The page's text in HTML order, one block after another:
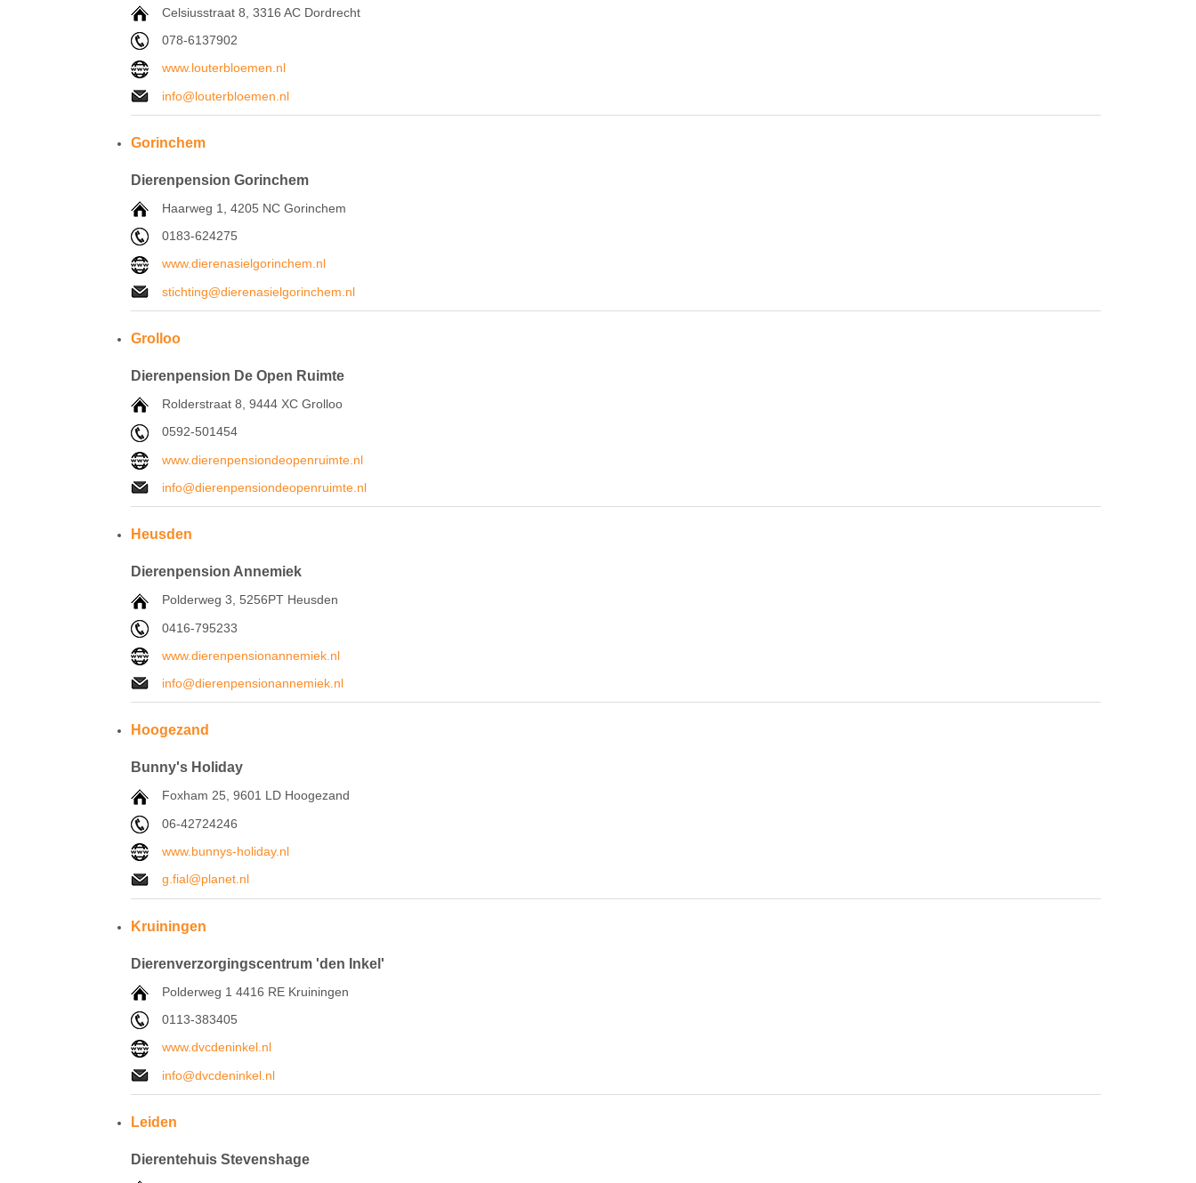
Celsiusstraat 8, 3316 AC Dordrecht
078-6137902
www.louterbloemen.nl
info@louterbloemen.nl
Gorinchem
Dierenpension Gorinchem
Haarweg 1, 4205 NC Gorinchem
0183-624275
www.dierenasielgorinchem.nl
stichting@dierenasielgorinchem.nl
Grolloo
Dierenpension De Open Ruimte
Rolderstraat 8, 9444 XC Grolloo
0592-501454
www.dierenpensiondeopenruimte.nl
info@dierenpensiondeopenruimte.nl
Heusden
Dierenpension Annemiek
Polderweg 3, 5256PT Heusden
0416-795233
www.dierenpensionannemiek.nl
info@dierenpensionannemiek.nl
Hoogezand
Bunny's Holiday
Foxham 25, 9601 LD Hoogezand
06-42724246
www.bunnys-holiday.nl
g.fial@planet.nl
Kruiningen
Dierenverzorgingscentrum 'den Inkel'
Polderweg 1 4416 RE Kruiningen
0113-383405
www.dvcdeninkel.nl
info@dvcdeninkel.nl
Leiden
Dierentehuis Stevenshage